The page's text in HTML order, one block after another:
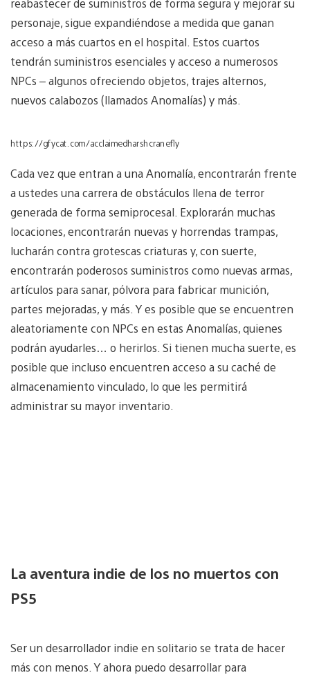
personaje, sigue expandiéndose a medida que ganan
acceso a más cuartos en el hospital. Estos cuartos
tendrán suministros esenciales y acceso a numerosos
NPCs – algunos ofreciendo objetos, trajes alternos,
nuevos calabozos (llamados Anomalías) y más.
https://gfycat.com/acclaimedharshcranefly
Cada vez que entran a una Anomalía, encontrarán frente
a ustedes una carrera de obstáculos llena de terror
generada de forma semiprocesal. Explorarán muchas
locaciones, encontrarán nuevas y horrendas trampas,
lucharán contra grotescas criaturas y, con suerte,
encontrarán poderosos suministros como nuevas armas,
artículos para sanar, pólvora para fabricar munición,
partes mejoradas, y más. Y es posible que se encuentren
aleatoriamente con NPCs en estas Anomalías, quienes
podrán ayudarles… o herirlos. Si tienen mucha suerte, es
posible que incluso encuentren acceso a su caché de
almacenamiento vinculado, lo que les permitirá
administrar su mayor inventario.
La aventura indie de los no muertos con
PS5
Ser un desarrollador indie en solitario se trata de hacer
más con menos. Y ahora puedo desarrollar para